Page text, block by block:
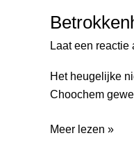
Laat een reactie
Het heugelijke
Choochem
jarig
bestaan
Meer lezen »